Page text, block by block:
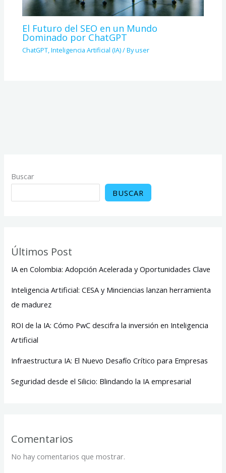
El Futuro del SEO en un Mundo
Dominado por ChatGPT
ChatGPT,Inteligencia Artificial (IA)/ Byuser
Buscar
BUSCAR
Últimos Post
IA en Colombia: Adopción Acelerada y Oportunidades Clave
Inteligencia Artificial: CESA y Minciencias lanzan herramienta
de madurez
ROI de la IA: Cómo PwC descifra la inversión en Inteligencia
Artificial
Infraestructura IA: El Nuevo Desafío Crítico para Empresas
Seguridad desde el Silicio: Blindando la IA empresarial
Comentarios
No hay comentarios que mostrar.